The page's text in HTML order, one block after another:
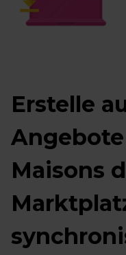
Erstelle
Maisons